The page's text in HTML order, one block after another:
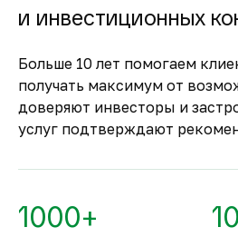
Оплата за объект
Застройщик сможет
только после ввода
Комфортное и
безопасное место для
жизни
По уровню безопасности
занимают второе место в
и инвестиционных
Больше 10 лет помогаем
получать максимум от
доверяют инвесторы и
услуг подтверждают
1000+